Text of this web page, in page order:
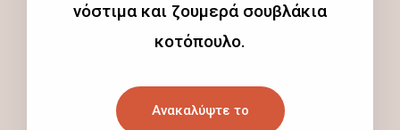
νόστιμα και ζουμερά σουβλάκια
κοτόπουλο.
Ανακαλύψτε το